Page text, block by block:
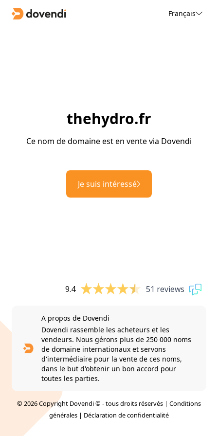
Français
thehydro.fr
Ce nom de domaine est en vente via Dovendi
Je suis intéressé
9.4 51 reviews
A propos de Dovendi
Dovendi rassemble les acheteurs et les
vendeurs. Nous gérons plus de 250 000 noms
de domaine internationaux et servons
d'intermédiaire pour la vente de ces noms,
dans le but d'obtenir un bon accord pour
toutes les parties.
© 2026 Copyright Dovendi © - tous droits réservés | Conditions
générales | Déclaration de confidentialité